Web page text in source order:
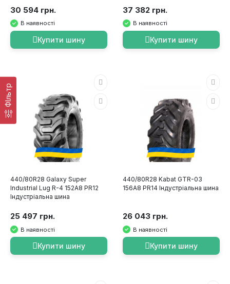
ФІльтр
30 594 грн.
В наявності
Купити шину
37 382 грн.
В наявності
Купити шину
440/80R28 Galaxy Super
Industrial Lug R-4 152A8 PR12
Індустріальна шина
25 497 грн.
В наявності
Купити шину
440/80R28 Kabat GTR-03
156A8 PR14 Індустріальна шина
26 043 грн.
В наявності
Купити шину